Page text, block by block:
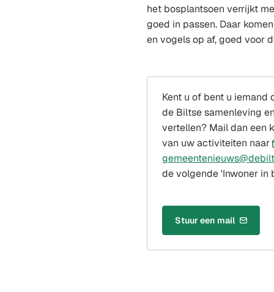
het bosplantsoen verrijkt
goed in passen. Daar
en vogels op af, goed voor
Kent u of bent u iemand
de Biltse samenleving
vertellen? Mail dan een
van uw activiteiten naar
de volgende 'Inwoner in
Stuur een mail
(Verwijst
een